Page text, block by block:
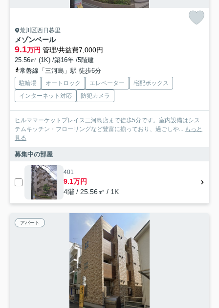
荒川区西日暮里
メゾンベール
9.1万円 管理/共益費7,000円
25.56㎡ (1K) /築16年 /5階建
常磐線「三河島」駅 徒歩6分
駐輪場 オートロック エレベーター
宅配ボックス
インターネット対応
防犯カメラ
ヒルママーケットプレイス三河島店まで徒歩5分です。室内設備はシス
テムキッチン・フローリングなど豊富に揃っており、過ごしや... もっと
見る
募集中の部屋
401
9.1万円
4階 / 25.56㎡ / 1K
アパート